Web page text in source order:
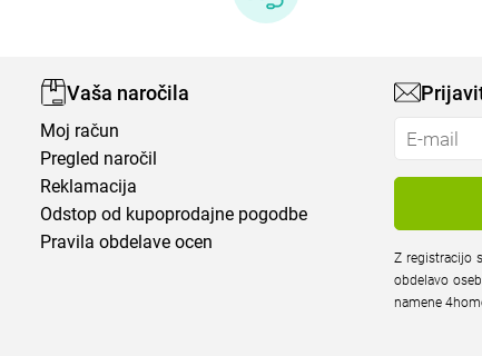
Vaša naročila
Moj račun
Pregled naročil
Reklamacija
Odstop od kupoprodajne pogodbe
Pravila obdelave ocen
Z registracijo
obdelavo
namene